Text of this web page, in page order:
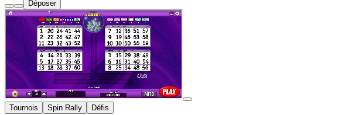
Déposer
Tournois Spin Rally Défis